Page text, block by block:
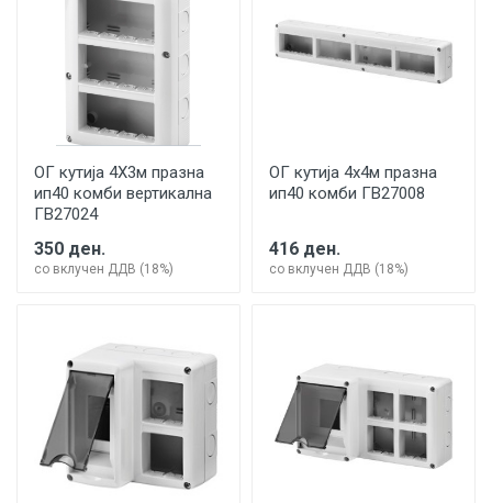
ОГ кутија 4Х3м празна
ип40 комби вертикална
ГВ27024
350 ден.
со вклучен ДДВ (18%)
ОГ кутија 4х4м празна
ип40 комби ГВ27008
416 ден.
со вклучен ДДВ (18%)